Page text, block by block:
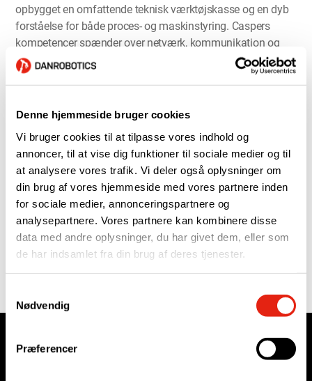
Denne hjemmeside bruger cookies
Vi bruger cookies til at tilpasse vores indhold og
annoncer, til at vise dig funktioner til sociale medier og til
at analysere vores trafik. Vi deler også oplysninger om
din brug af vores hjemmeside med vores partnere inden
for sociale medier, annonceringspartnere og
analysepartnere. Vores partnere kan kombinere disse
data med andre oplysninger, du har givet dem, eller som
de har indsamlet fra din brug af deres tjenester.
Nødvendig
Præferencer
opbygget en omfattende teknisk værktøjskasse og en dyb
forståelse for både proces- og maskinstyring. Caspers
kompetencer spænder over netværk, kommunikation og
protokoller, og han har stor erfaring med samspillet mellem
forskellige teknologier – herunder også robotter og
Casper er uddannet elektriker og har videreuddannede sig
til automationsingeniør. Og for flere af os er han allerede et
kendt ansigt – nu glæder vi os over, at han er at finde i
teamet og allerede godt i gang med projekterne!
Velkommen til, Casper – vi ser frem til samarbejdet.
Se flere nyhederher.